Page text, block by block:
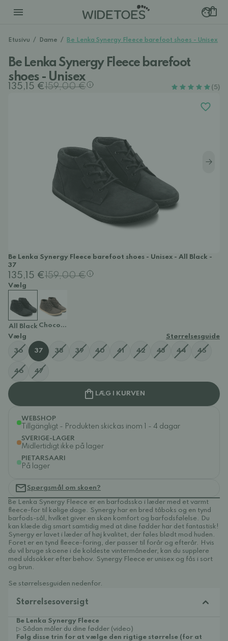
Etusivu / Dame / Be Lenka Synergy Fleece barefoot shoes - Unisex
Be Lenka Synergy Fleece barefoot
shoes - Unisex
135,15 €159,00 € (5)
Be Lenka Synergy Fleece barefoot shoes - Unisex - All Black -
37
135,15 €159,00 €
Vælg
All Black Chocolate & Beige
Vælg
Størrelsesguide
36 37 38 39 40 41 42 43 44 45
46 47
LÆG I KURVEN
WEBSHOP
Tillgängligt - Produkten skickas inom 1 - 4 dagar
SVERIGE-LAGER
Midlertidigt ikke på lager
PIETARSAARI
På lager
Spørgsmål om skoen?
Be Lenka Synergy Fleece er en barfodssko i læder med et varmt
fleece-for til kølige dage. Synergy har en bred tåboks og en tynd
barfods-sål, hvilket giver en skøn komfort og barfodsfølelse. Du
kan klæde dig smart samtidig med at dine fødder har det fantastisk!
Synergy er lavet i læder af høj kvalitet, der føles blødt mod huden.
Foret er en tynd fleece-foring, der passer til forår og efterår. Hvis
du vil bruge skoene i de koldeste vintermåneder, kan du supplere
med uldsokker efter behov. Synergy Fleece er unisex og fås i sort
og brun.
Se størrelsesguiden nedenfor.
Størrelsesoversigt
Be Lenka Synergy Fleece
▷ Sådan måler du dine fødder (video)
Følg disse trin for at vælge den rigtige størrelse (for at